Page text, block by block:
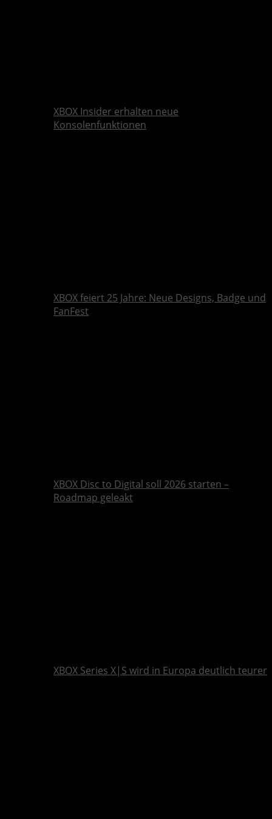
XBOX Insider erhalten neue
Konsolenfunktionen
XBOX feiert 25 Jahre: Neue Designs, Badge und
FanFest
XBOX Disc to Digital soll 2026 starten –
Roadmap geleakt
XBOX Series X|S wird in Europa deutlich teurer